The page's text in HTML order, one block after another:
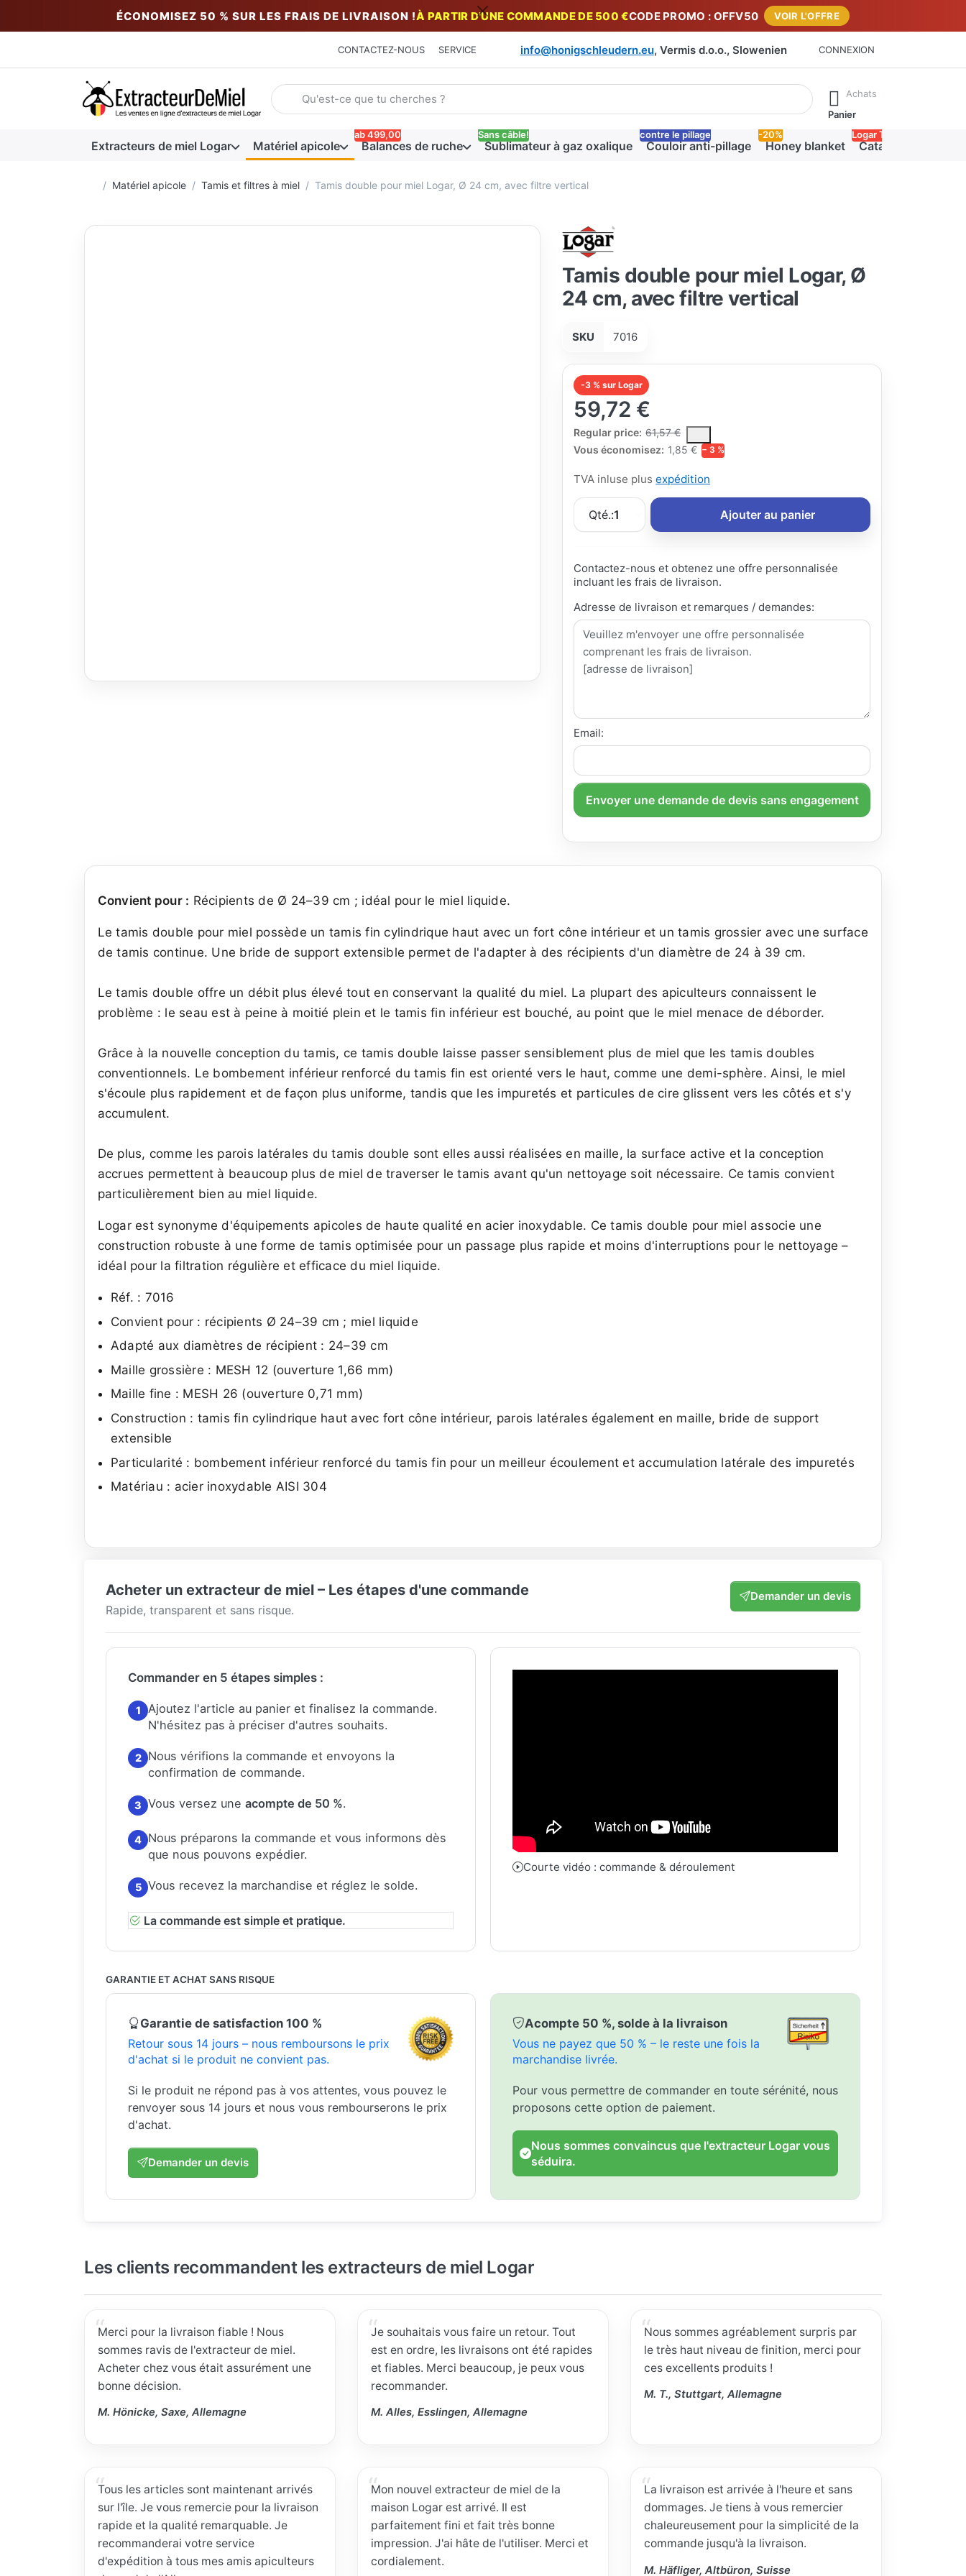
ÉCONOMISEZ 50 % SUR LES FRAIS DE LIVRAISON !À PARTIR D'UNE COMMANDE DE 500 €CODE PROMO : OFFV50 VOIR L'OFFRE
CONTACTEZ-NOUS SERVICE info@honigschleudern.eu, Vermis d.o.o., Slowenien CONNEXION
Saisissez un terme de recherche. Pendant que vous tapez, les premiers résultats apparaissent automatiquement. Appuie sur la touche
Achats
Panier
Extracteurs de miel Logar Matériel apicole Balances de ruche
ab 499,00
Sublimateur à gaz oxalique
Sans câble!
Couloir anti-pillage
contre le pillage
Honey blanket
-20%
Catalogue PDF
Logar Trade
Accueil
Matériel apicole Tamis et filtres à miel Tamis double pour miel Logar, Ø 24 cm, avec filtre vertical
Tamis double pour miel Logar, Ø
24 cm, avec filtre vertical
SKU 7016
-3 % sur Logar
59,72 €
Regular price: 61,57 €
The Regular Price is the median selling price paid by customers for a product,
Vous économisez: 1,85 € − 3 %
TVA inluse plusexpédition
Qté.:1 Ajouter au panier
Contactez-nous et obtenez une offre personnalisée
incluant les frais de livraison.
Adresse de livraison et remarques / demandes:
Email:
Envoyer une demande de devis sans engagement
Convient pour : Récipients de Ø 24–39 cm ; idéal pour le miel liquide.
Le tamis double pour miel possède un tamis fin cylindrique haut avec un fort cône intérieur et un tamis grossier avec une surface
de tamis continue. Une bride de support extensible permet de l'adapter à des récipients d'un diamètre de 24 à 39 cm.
Le tamis double offre un débit plus élevé tout en conservant la qualité du miel. La plupart des apiculteurs connaissent le
problème : le seau est à peine à moitié plein et le tamis fin inférieur est bouché, au point que le miel menace de déborder.
Grâce à la nouvelle conception du tamis, ce tamis double laisse passer sensiblement plus de miel que les tamis doubles
conventionnels. Le bombement inférieur renforcé du tamis fin est orienté vers le haut, comme une demi-sphère. Ainsi, le miel
s'écoule plus rapidement et de façon plus uniforme, tandis que les impuretés et particules de cire glissent vers les côtés et s'y
accumulent.
De plus, comme les parois latérales du tamis double sont elles aussi réalisées en maille, la surface active et la conception
accrues permettent à beaucoup plus de miel de traverser le tamis avant qu'un nettoyage soit nécessaire. Ce tamis convient
particulièrement bien au miel liquide.
Logar est synonyme d'équipements apicoles de haute qualité en acier inoxydable. Ce tamis double pour miel associe une
construction robuste à une forme de tamis optimisée pour un passage plus rapide et moins d'interruptions pour le nettoyage –
idéal pour la filtration régulière et efficace du miel liquide.
Réf. : 7016
Convient pour : récipients Ø 24–39 cm ; miel liquide
Adapté aux diamètres de récipient : 24–39 cm
Maille grossière : MESH 12 (ouverture 1,66 mm)
Maille fine : MESH 26 (ouverture 0,71 mm)
Construction : tamis fin cylindrique haut avec fort cône intérieur, parois latérales également en maille, bride de support
extensible
Particularité : bombement inférieur renforcé du tamis fin pour un meilleur écoulement et accumulation latérale des impuretés
Matériau : acier inoxydable AISI 304
Acheter un extracteur de miel – Les étapes d'une commande
Rapide, transparent et sans risque.
Demander un devis
Commander en 5 étapes simples :
1
Ajoutez l'article au panier et finalisez la commande.
N'hésitez pas à préciser d'autres souhaits.
2
Nous vérifions la commande et envoyons la
confirmation de commande.
3 Vous versez une acompte de 50 %.
4 Nous préparons la commande et vous informons dès
que nous pouvons expédier.
5 Vous recevez la marchandise et réglez le solde.
La commande est simple et pratique.
Courte vidéo : commande & déroulement
GARANTIE ET ACHAT SANS RISQUE
Garantie de satisfaction 100 %
Retour sous 14 jours – nous remboursons le prix
d'achat si le produit ne convient pas.
Si le produit ne répond pas à vos attentes, vous pouvez le
renvoyer sous 14 jours et nous vous rembourserons le prix
d'achat.
Demander un devis
Acompte 50 %, solde à la livraison
Vous ne payez que 50 % – le reste une fois la
marchandise livrée.
Pour vous permettre de commander en toute sérénité, nous
proposons cette option de paiement.
Nous sommes convaincus que l'extracteur Logar vous
séduira.
Les clients recommandent les extracteurs de miel Logar
Merci pour la livraison fiable ! Nous
sommes ravis de l'extracteur de miel.
Acheter chez vous était assurément une
bonne décision.
M. Hönicke, Saxe, Allemagne
Je souhaitais vous faire un retour. Tout
est en ordre, les livraisons ont été rapides
et fiables. Merci beaucoup, je peux vous
recommander.
M. Alles, Esslingen, Allemagne
Nous sommes agréablement surpris par
le très haut niveau de finition, merci pour
ces excellents produits !
M. T., Stuttgart, Allemagne
Tous les articles sont maintenant arrivés
sur l'île. Je vous remercie pour la livraison
rapide et la qualité remarquable. Je
recommanderai votre service
d'expédition à tous mes amis apiculteurs
Mon nouvel extracteur de miel de la
maison Logar est arrivé. Il est
parfaitement fini et fait très bonne
impression. J'ai hâte de l'utiliser. Merci et
cordialement.
La livraison est arrivée à l'heure et sans
dommages. Je tiens à vous remercier
chaleureusement pour la simplicité de la
commande jusqu'à la livraison.
M. Häfliger, Altbüron, Suisse